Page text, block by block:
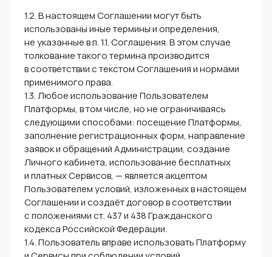
1.2. В настоящем Соглашении могут быть
использованы иные термины и определения,
не указанные в п. 1.1. Соглашения. В этом случае
толкование такого термина производится
в соответствии с текстом Соглашения и нормами
применимого права.
1.3. Любое использование Пользователем
Платформы, в том числе, но не ограничиваясь
следующими способами: посещение Платформы,
заполнение регистрационных форм, направление
заявок и обращений Администрации, создание
Личного кабинета, использование бесплатных
и платных Сервисов, — является акцептом
Пользователем условий, изложенных в настоящем
Соглашении и создаёт договор в соответствии
с положениями ст. 437 и 438 Гражданского
кодекса Российской Федерации.
1.4. Пользователь вправе использовать Платформу